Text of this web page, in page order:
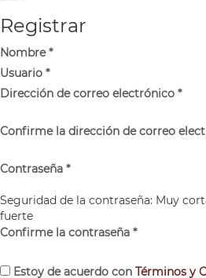
Registrar
Nombre*
Usuario *
Dirección de correo electrónico *
Confirme la dirección de correo
Contraseña *
Seguridad de la contraseña: Muy
fuerte
Confirme la contraseña *
Estoy de acuerdo con Términos y